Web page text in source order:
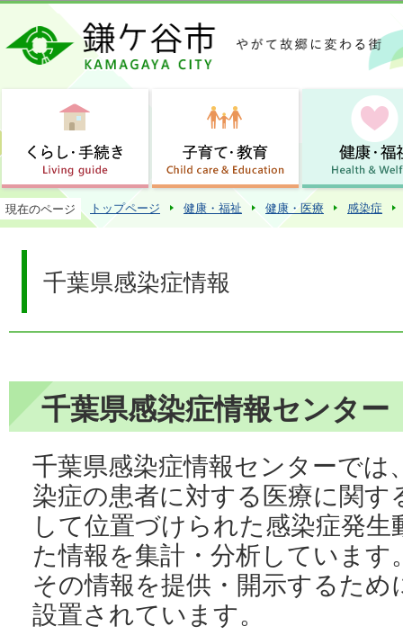
この
現在のページ トップページ 健康・福祉 健康・医療 感染症
千葉県感染症情報
千葉県感染症情報センター
千葉県感染症情報センターでは
染症の患者に対する医療に関す
して位置づけられた感染症発
た情報を集計・分析しています
その情報を提供・開示するため
設置されています。